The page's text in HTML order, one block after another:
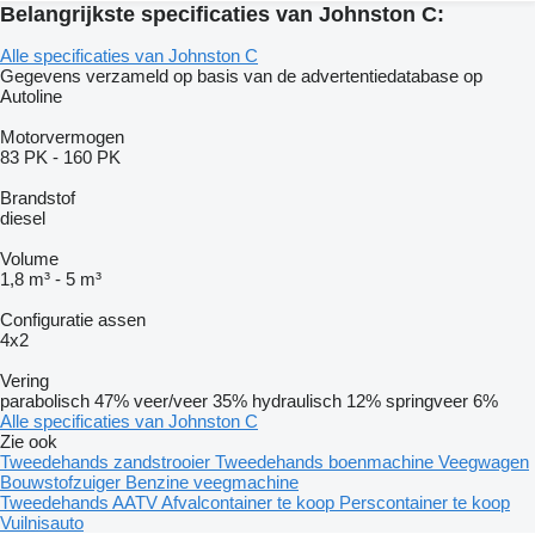
Belangrijkste specificaties van Johnston C:
Alle specificaties van Johnston C
Gegevens verzameld op basis van de advertentiedatabase op
Autoline
Motorvermogen
83 PK - 160 PK
Brandstof
diesel
Volume
1,8 m³ - 5 m³
Configuratie assen
4x2
Vering
parabolisch 47% veer/veer 35% hydraulisch 12% springveer 6%
Alle specificaties van Johnston C
Zie ook
Tweedehands zandstrooier Tweedehands boenmachine Veegwagen
Bouwstofzuiger Benzine veegmachine
Tweedehands AATVAfvalcontainer te koop Perscontainer te koop
Vuilnisauto